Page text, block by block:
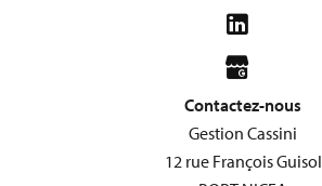
Contactez-nous
Gestion Cassini
12 rue François Guisol